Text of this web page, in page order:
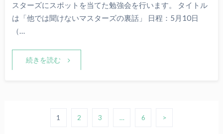
スターズにスポットを当てた勉強会を行います。 タイトル
は「他では聞けないマスターズの裏話」 日程：5月10日
（…
続きを読む
1 2 3 … 6 >